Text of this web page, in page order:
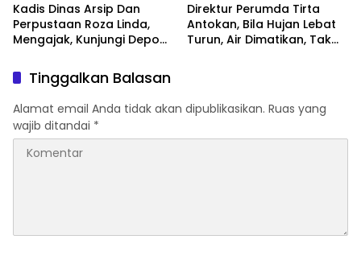
Kadis Dinas Arsip Dan
Perpustaan Roza Linda,
Mengajak, Kunjungi Depo
Direktur Perumda Tirta
Antokan, Bila Hujan Lebat
Turun, Air Dimatikan, Tak
Tinggalkan Balasan
Alamat email Anda tidak akan dipublikasikan. Ruas yang
wajib ditandai *